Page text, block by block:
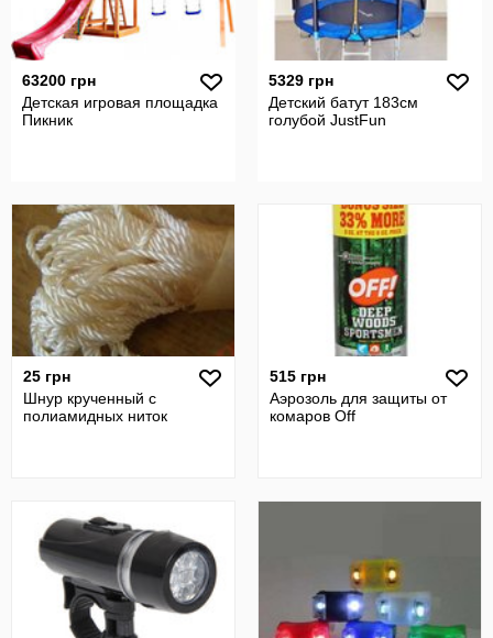
63200 грн
Детская игровая площадка
Пикник
5329 грн
Детский батут 183см
голубой JustFun
25 грн
Шнур крученный с
полиамидных ниток
515 грн
Аэрозоль для защиты от
комаров Off